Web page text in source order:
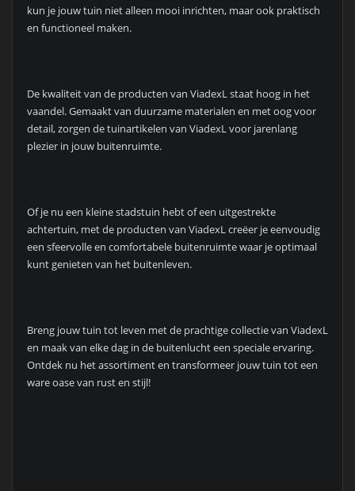
kun je jouw tuin niet alleen mooi inrichten, maar ook praktisch
en functioneel maken.
De kwaliteit van de producten van ViadexL staat hoog in het
vaandel. Gemaakt van duurzame materialen en met oog voor
detail, zorgen de tuinartikelen van ViadexL voor jarenlang
plezier in jouw buitenruimte.
Of je nu een kleine stadstuin hebt of een uitgestrekte
achtertuin, met de producten van ViadexL creëer je eenvoudig
een sfeervolle en comfortabele buitenruimte waar je optimaal
kunt genieten van het buitenleven.
Breng jouw tuin tot leven met de prachtige collectie van ViadexL
en maak van elke dag in de buitenlucht een speciale ervaring.
Ontdek nu het assortiment en transformeer jouw tuin tot een
ware oase van rust en stijl!